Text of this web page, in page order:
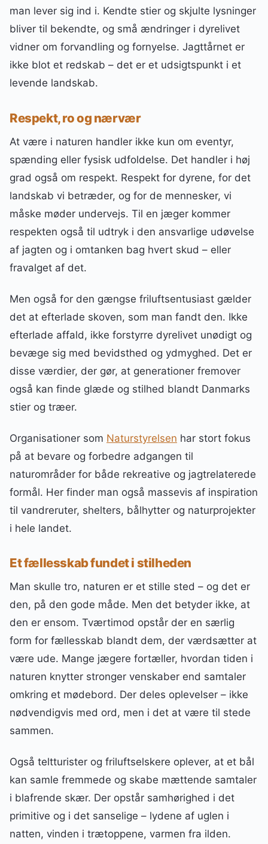
man lever sig ind i. Kendte stier og skjulte lysninger
bliver til bekendte, og små ændringer i dyrelivet
vidner om forvandling og fornyelse. Jagttårnet er
ikke blot et redskab – det er et udsigtspunkt i et
levende landskab.
Respekt, ro og nærvær
At være i naturen handler ikke kun om eventyr,
spænding eller fysisk udfoldelse. Det handler i høj
grad også om respekt. Respekt for dyrene, for det
landskab vi betræder, og for de mennesker, vi
måske møder undervejs. Til en jæger kommer
respekten også til udtryk i den ansvarlige udøvelse
af jagten og i omtanken bag hvert skud – eller
fravalget af det.
Men også for den gængse friluftsentusiast gælder
det at efterlade skoven, som man fandt den. Ikke
efterlade affald, ikke forstyrre dyrelivet unødigt og
bevæge sig med bevidsthed og ydmyghed. Det er
disse værdier, der gør, at generationer fremover
også kan finde glæde og stilhed blandt Danmarks
stier og træer.
Organisationer som Naturstyrelsen har stort fokus
på at bevare og forbedre adgangen til
naturområder for både rekreative og jagtrelaterede
formål. Her finder man også massevis af inspiration
til vandreruter, shelters, bålhytter og naturprojekter
i hele landet.
Et fællesskab fundet i stilheden
Man skulle tro, naturen er et stille sted – og det er
den, på den gode måde. Men det betyder ikke, at
den er ensom. Tværtimod opstår der en særlig
form for fællesskab blandt dem, der værdsætter at
være ude. Mange jægere fortæller, hvordan tiden i
naturen knytter stronger venskaber end samtaler
omkring et mødebord. Der deles oplevelser – ikke
nødvendigvis med ord, men i det at være til stede
sammen.
Også teltturister og friluftselskere oplever, at et bål
kan samle fremmede og skabe mættende samtaler
i blafrende skær. Der opstår samhørighed i det
primitive og i det sanselige – lydene af uglen i
natten, vinden i trætoppene, varmen fra ilden.